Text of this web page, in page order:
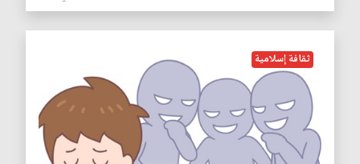
ثقافة إسلامية